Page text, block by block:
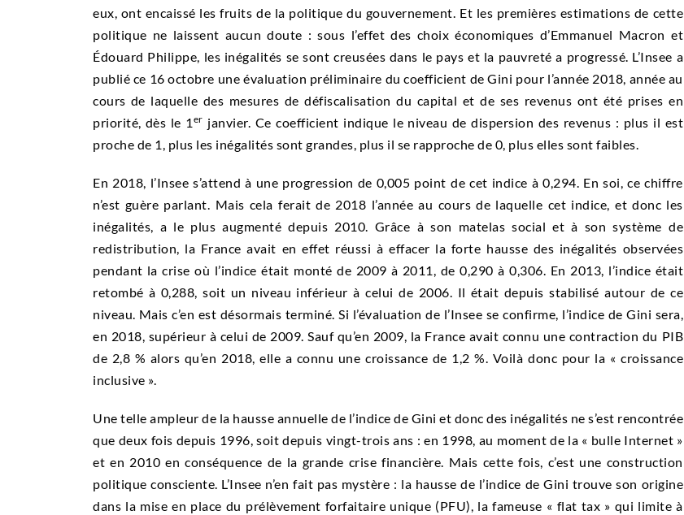
eux, ont encaissé les fruits de la politique du gouvernement. Et les premières estimations de cette
politique ne laissent aucun doute : sous l’effet des choix économiques d’Emmanuel Macron et
Édouard Philippe, les inégalités se sont creusées dans le pays et la pauvreté a progressé. L’Insee a
publié ce 16 octobre une évaluation préliminaire du coefficient de Gini pour l’année 2018, année au
cours de laquelle des mesures de défiscalisation du capital et de ses revenus ont été prises en
priorité, dès le 1 er janvier. Ce coefficient indique le niveau de dispersion des revenus : plus il est
proche de 1, plus les inégalités sont grandes, plus il se rapproche de 0, plus elles sont faibles.
En 2018, l’Insee s’attend à une progression de 0,005 point de cet indice à 0,294. En soi, ce chiffre
n’est guère parlant. Mais cela ferait de 2018 l’année au cours de laquelle cet indice, et donc les
inégalités, a le plus augmenté depuis 2010. Grâce à son matelas social et à son système de
redistribution, la France avait en effet réussi à effacer la forte hausse des inégalités observées
pendant la crise où l’indice était monté de 2009 à 2011, de 0,290 à 0,306. En 2013, l’indice était
retombé à 0,288, soit un niveau inférieur à celui de 2006. Il était depuis stabilisé autour de ce
niveau. Mais c’en est désormais terminé. Si l’évaluation de l’Insee se confirme, l’indice de Gini sera,
en 2018, supérieur à celui de 2009. Sauf qu’en 2009, la France avait connu une contraction du PIB
de 2,8 % alors qu’en 2018, elle a connu une croissance de 1,2 %. Voilà donc pour la « croissance
inclusive ».
Une telle ampleur de la hausse annuelle de l’indice de Gini et donc des inégalités ne s’est rencontrée
que deux fois depuis 1996, soit depuis vingt-trois ans : en 1998, au moment de la « bulle Internet »
et en 2010 en conséquence de la grande crise financière. Mais cette fois, c’est une construction
politique consciente. L’Insee n’en fait pas mystère : la hausse de l’indice de Gini trouve son origine
dans la mise en place du prélèvement forfaitaire unique (PFU), la fameuse « flat tax » qui limite à